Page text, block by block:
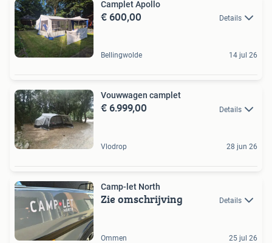
Camplet Apollo
€ 600,00 Details
Bellingwolde 14 jul 26
Vouwwagen camplet
€ 6.999,00 Details
Vlodrop 28 jun 26
Camp-let North
Zie omschrijving Details
Ommen 25 jul 26